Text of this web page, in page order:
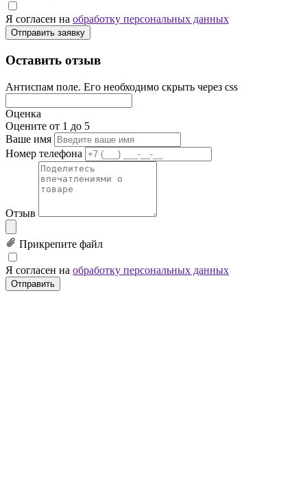
Я согласен на обработку персональных данных
Отправить заявку
Оставить отзыв
Антиспам поле. Его необходимо скрыть через css
Оценка
Оцените от 1 до 5
Ваше имя
Номер телефона
Отзыв
Прикрепите файл
Я согласен на обработку персональных данных